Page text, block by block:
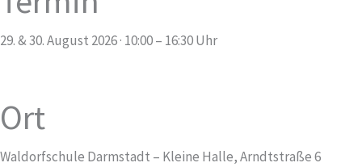
29. & 30. August 2026 · 10:00 – 16:30 Uhr
Ort
Waldorfschule Darmstadt – Kleine Halle, Arndtstraße 6